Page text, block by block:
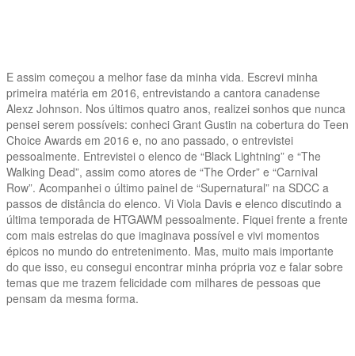
E assim começou a melhor fase da minha vida. Escrevi minha
primeira matéria em 2016, entrevistando a cantora canadense
Alexz Johnson. Nos últimos quatro anos, realizei sonhos que nunca
pensei serem possíveis: conheci Grant Gustin na cobertura do Teen
Choice Awards em 2016 e, no ano passado, o entrevistei
pessoalmente. Entrevistei o elenco de “Black Lightning” e “The
Walking Dead”, assim como atores de “The Order” e “Carnival
Row”. Acompanhei o último painel de “Supernatural” na SDCC a
passos de distância do elenco. Vi Viola Davis e elenco discutindo a
última temporada de HTGAWM pessoalmente. Fiquei frente a frente
com mais estrelas do que imaginava possível e vivi momentos
épicos no mundo do entretenimento. Mas, muito mais importante
do que isso, eu consegui encontrar minha própria voz e falar sobre
temas que me trazem felicidade com milhares de pessoas que
pensam da mesma forma.